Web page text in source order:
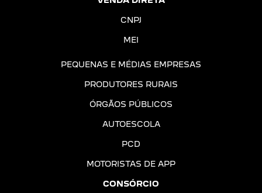
CNPJ
MEI
PEQUENAS E MÉDIAS EMPRESAS
PRODUTORES RURAIS
ÓRGÃOS PÚBLICOS
AUTOESCOLA
PCD
MOTORISTAS DE APP
CONSÓRCIO